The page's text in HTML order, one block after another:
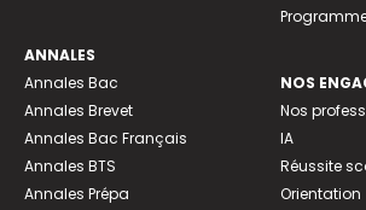
ANNALES
Annales Bac
Annales Brevet
Annales Bac Français
Annales BTS
Annales Prépa
NOS
Nos
IA
Réussite
Orientation